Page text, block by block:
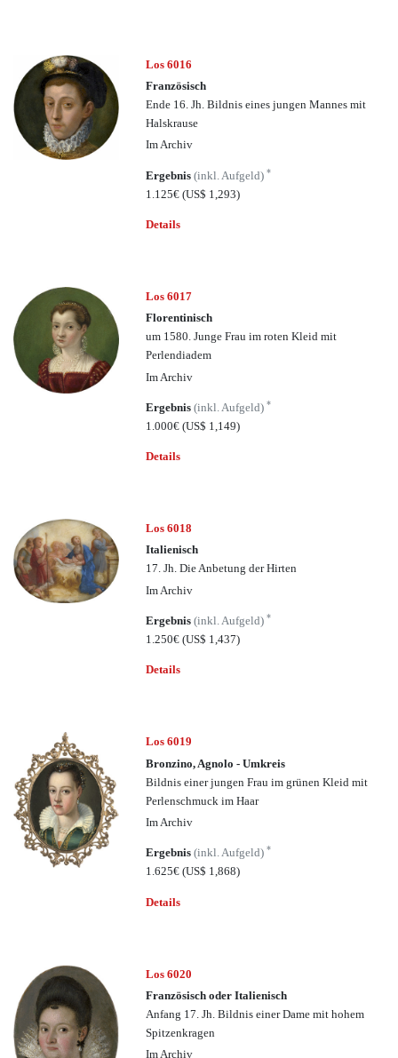
Los 6016
Französisch
Ende 16. Jh. Bildnis eines jungen Mannes mit
Halskrause
Im Archiv
Ergebnis(inkl. Aufgeld)*
1.125€(US$ 1,293)
Details
Los 6017
Florentinisch
um 1580. Junge Frau im roten Kleid mit
Perlendiadem
Im Archiv
Ergebnis(inkl. Aufgeld)*
1.000€(US$ 1,149)
Details
Los 6018
Italienisch
17. Jh. Die Anbetung der Hirten
Im Archiv
Ergebnis(inkl. Aufgeld)*
1.250€(US$ 1,437)
Details
Los 6019
Bronzino, Agnolo - Umkreis
Bildnis einer jungen Frau im grünen Kleid mit
Perlenschmuck im Haar
Im Archiv
Ergebnis(inkl. Aufgeld)*
1.625€(US$ 1,868)
Details
Los 6020
Französisch oder Italienisch
Anfang 17. Jh. Bildnis einer Dame mit hohem
Spitzenkragen
Im Archiv